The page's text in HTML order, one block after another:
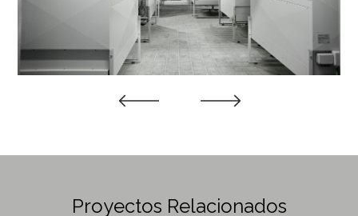
Proyectos Relacionados